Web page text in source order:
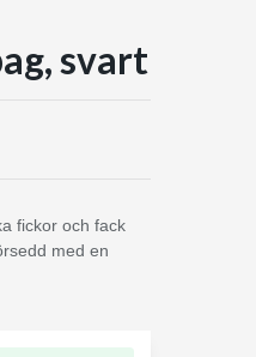
svart
fickor och fack
med en